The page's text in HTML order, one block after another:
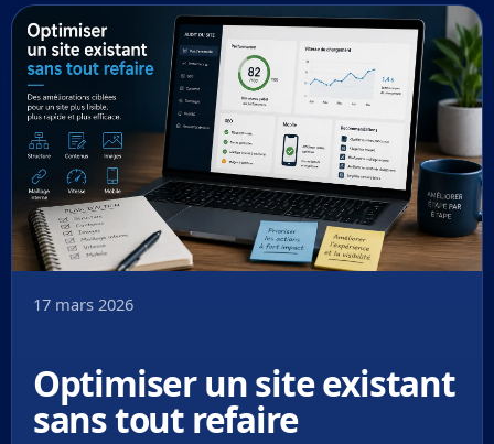
17 mars 2026
Optimiser un site existant
sans tout refaire